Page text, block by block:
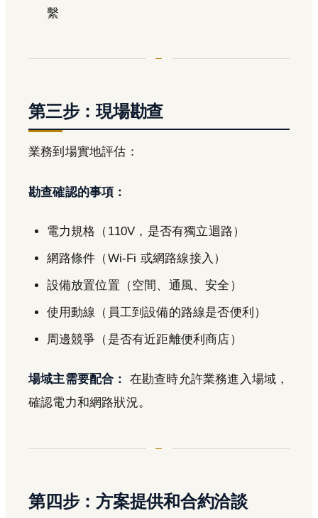
繫
第三步：現場勘查
業務到場實地評估：
勘查確認的事項：
電力規格（110V，是否有獨立迴路）
網路條件（Wi-Fi 或網路線接入）
設備放置位置（空間、通風、安全）
使用動線（員工到設備的路線是否便利）
周邊競爭（是否有近距離便利商店）
場域主需要配合：
在勘查時允許業務進入場域，
確認電力和網路狀況。
第四步：方案提供和合約洽談